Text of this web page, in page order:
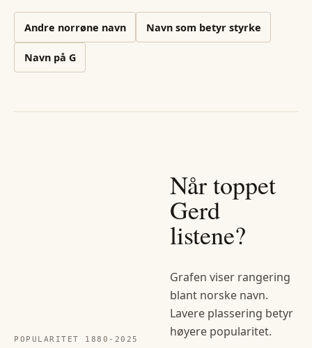
Andre norrøne navn Navn som betyr styrke
Navn på G
POPULARITET 1880- 2025
Når toppet
Gerd
listene?
Grafen viser rangering
blant norske navn.
Lavere plassering betyr
høyere popularitet.